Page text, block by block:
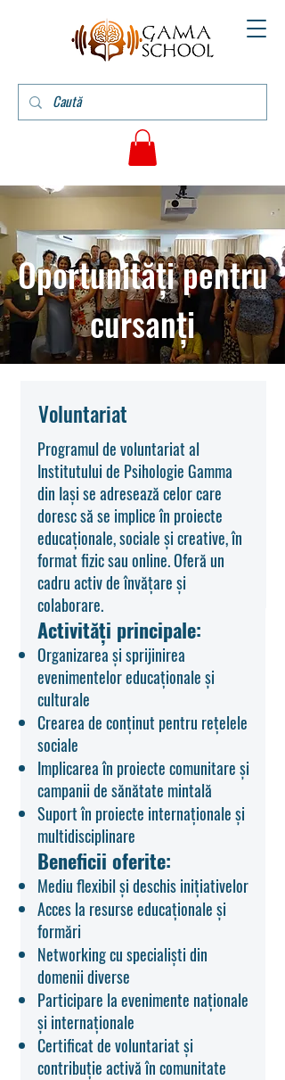
Oportunități pentru
cursanți
Voluntariat
Programul de voluntariat al
Institutului de Psihologie Gamma
din Iași se adresează celor care
doresc să se implice în proiecte
educaționale, sociale și creative, în
format fizic sau online. Oferă un
cadru activ de învățare și
colaborare.
Activități principale:
Organizarea și sprijinirea
evenimentelor educaționale și
culturale
Crearea de conținut pentru rețelele
sociale
Implicarea în proiecte comunitare și
campanii de sănătate mintală
Suport în proiecte internaționale și
multidisciplinare
Beneficii oferite:
Mediu flexibil și deschis inițiativelor
Acces la resurse educaționale și
formări
Networking cu specialiști din
domenii diverse
Participare la evenimente naționale
și internaționale
Certificat de voluntariat și
contribuție activă în comunitate